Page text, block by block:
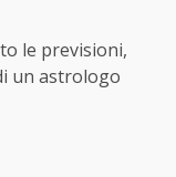
le previsioni,
un astrologo